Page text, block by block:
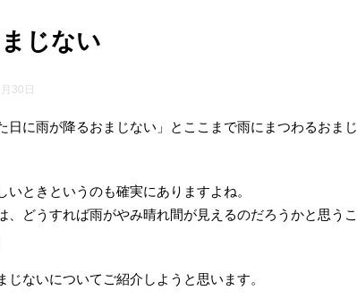
じない
30日
日に雨が降るおまじない」とここまで雨にまつわるおまじ
ときというのも確実にありますよね。
、どうすれば雨がやみ晴れ間が見えるのだろうかと思うこ
ないについてご紹介しようと思います。